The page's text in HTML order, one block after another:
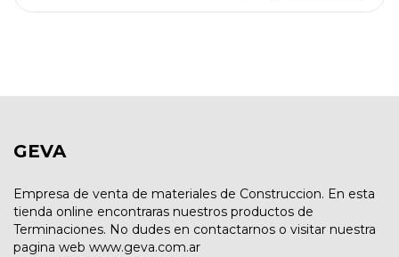
GEVA
Empresa de venta de materiales de Construccion. En esta
tienda online encontraras nuestros productos de
Terminaciones. No dudes en contactarnos o visitar nuestra
pagina web www.geva.com.ar